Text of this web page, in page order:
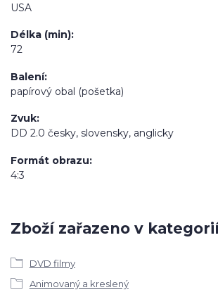
USA
Délka (min)
72
Balení
papírový obal (pošetka)
Zvuk
DD 2.0 česky, slovensky, anglicky
Formát obrazu
4:3
Zboží zařazeno v
DVD filmy
Animovaný a kreslený